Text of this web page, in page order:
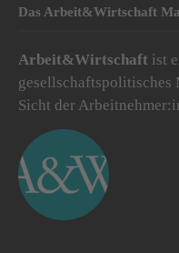
Das Arbeit&Wirtschaft
Arbeit&Wirtschaft ist
gesellschaftspolitisches
Sicht der